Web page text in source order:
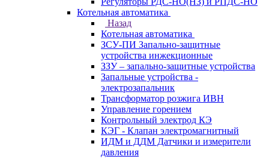
Котельная автоматика
Назад
Котельная автоматика
ЗСУ-ПИ Запально-защитные
устройства инжекционные
ЗЗУ – запально-защитные устройства
Запальные устройства -
электрозапальник
Трансформатор розжига ИВН
Управление горением
Контрольный электрод КЭ
КЭГ - Клапан электромагнитный
ИДМ и ДДМ Датчики и измерители
давления